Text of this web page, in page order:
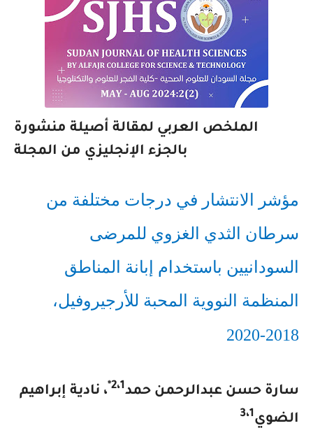
الملخص العربي لمقالة أصيلة منشورة
بالجزء الإنجليزي من المجلة
مؤشر الانتشار في درجات مختلفة من
سرطان الثدي الغزوي للمرضى
السودانيين باستخدام إبانة المناطق
المنظمة النووية المحبة للأرجيروفيل،
2018-2020
سارة حسن عبدالرحمن حمد2،1* ، نادية إبراهيم
الضوي3،1